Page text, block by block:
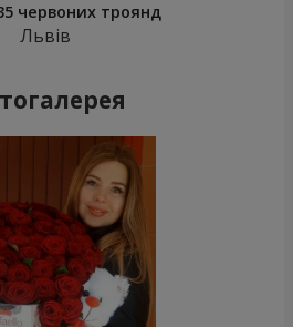
червоних троянд
Львів